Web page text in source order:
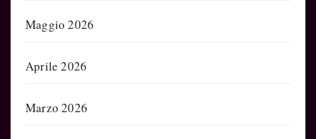
Maggio 2026
Aprile 2026
Marzo 2026